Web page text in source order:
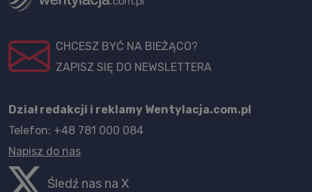
CHCESZ BYĆ NA BIEŻĄCO?
ZAPISZ SIĘ DO NEWSLETTERA
Dział redakcji i reklamy Wentylacja.com.pl
Telefon: +48 781 000 084
Napisz do nas
Śledź nas na X